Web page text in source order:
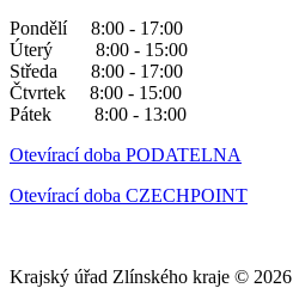
Pondělí 8:00 - 17:00
Úterý 8:00 - 15:00
Středa 8:00 - 17:00
Čtvrtek 8:00 - 15:00
Pátek 8:00 - 13:00
Otevírací doba PODATELNA
Otevírací doba CZECHPOINT
Krajský úřad Zlínského kraje © 2026